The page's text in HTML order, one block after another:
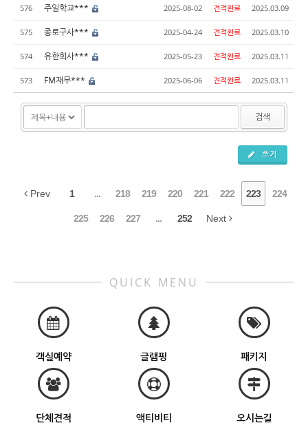
576 주일학교*** 2025-08-02 견적완료 2025.03.09
575 종로구사*** 2025-04-24 견적완료 2025.03.10
574 유한회사*** 2025-05-23 견적완료 2025.03.11
573 FM재무*** 2025-06-06 견적완료 2025.03.11
검색
쓰기
Prev 1 ... 218 219 220 221 222 223 224
225 226 227 ... 252 Next
QUICK MENU
객실예약 글램핑 패키지
단체견적 액티비티 오시는길